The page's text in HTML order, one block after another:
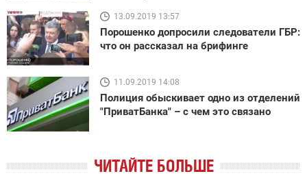
13.09.2019 13:57
Порошенко допросили следователи ГБР:
что он рассказал на брифинге
11.09.2019 14:08
Полиция обыскивает одно из отделений
"ПриватБанка" – с чем это связано
ЧИТАЙТЕ БОЛЬШЕ